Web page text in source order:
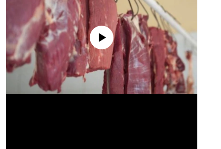
No media source currently available